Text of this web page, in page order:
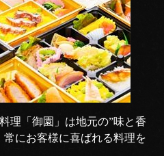
理「御園」は地元の”味と香
常にお客様に喜ばれる料理を